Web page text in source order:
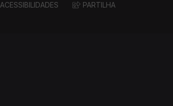
ACESSIBILIDADES PARTILHA